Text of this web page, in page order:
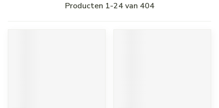
Producten 1-24van 404